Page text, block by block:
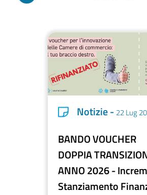
Notizie - 22 Lug
BANDO VOUCHER
DOPPIA
ANNO 2026 -
Stanziamento